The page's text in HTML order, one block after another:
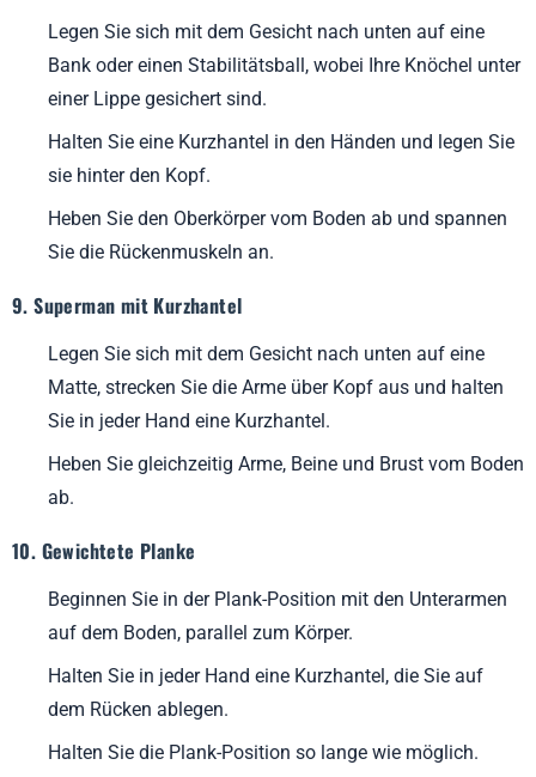
Legen Sie sich mit dem Gesicht nach unten auf eine
Bank oder einen Stabilitätsball, wobei Ihre Knöchel unter
einer Lippe gesichert sind.
Halten Sie eine Kurzhantel in den Händen und legen Sie
sie hinter den Kopf.
Heben Sie den Oberkörper vom Boden ab und spannen
Sie die Rückenmuskeln an.
9. Superman mit Kurzhantel
Legen Sie sich mit dem Gesicht nach unten auf eine
Matte, strecken Sie die Arme über Kopf aus und halten
Sie in jeder Hand eine Kurzhantel.
Heben Sie gleichzeitig Arme, Beine und Brust vom Boden
ab.
10. Gewichtete Planke
Beginnen Sie in der Plank-Position mit den Unterarmen
auf dem Boden, parallel zum Körper.
Halten Sie in jeder Hand eine Kurzhantel, die Sie auf
dem Rücken ablegen.
Halten Sie die Plank-Position so lange wie möglich.